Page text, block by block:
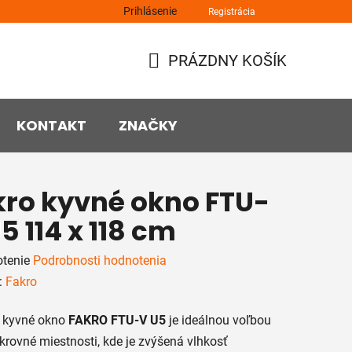
Prihlásenie Registrácia
KOŠÍK
PRÁZDNY KOŠÍK
KONTAKT ZNAČKY
kyvné okno FTU-
114 x 118 cm
Podrobnosti hodnotenia
Fakro
okno FAKRO FTU-V U5 je ideálnou voľbou
miestnosti, kde je zvýšená vlhkosť